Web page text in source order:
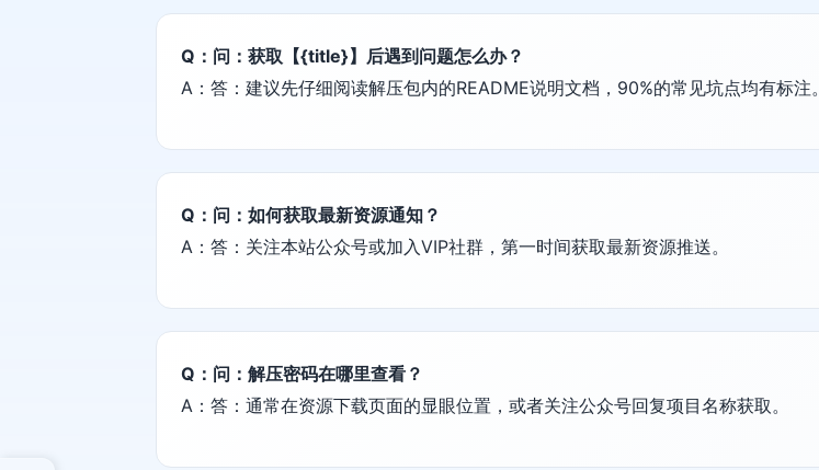
Q：问：获取【{title}】后遇到问题怎么办？
A：答：建议先仔细阅读解压包内的README说明文档，90%的常见坑点均有标注。
Q：问：如何获取最新资源通知？
A：答：关注本站公众号或加入VIP社群，第一时间获取最新资源推送。
Q：问：解压密码在哪里查看？
A：答：通常在资源下载页面的显眼位置，或者关注公众号回复项目名称获取。